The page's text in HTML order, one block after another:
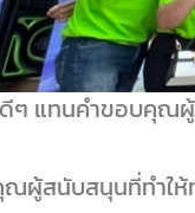
ๆ แทนคำขอบคุณผู้อ
ผู้สนับสนุนที่ทำให้ท